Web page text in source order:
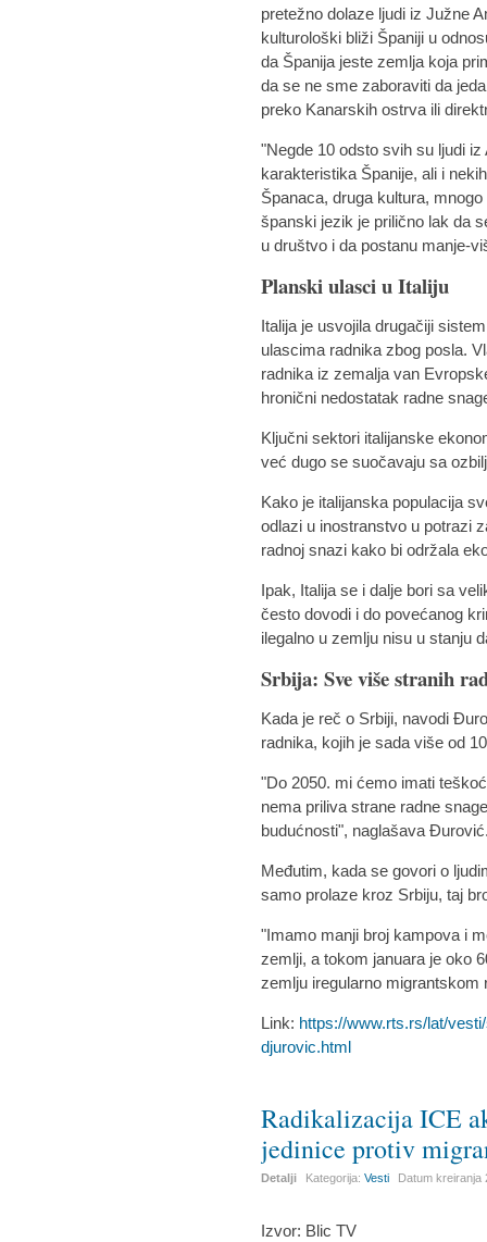
pretežno dolaze ljudi iz Južne
kulturološki bliži Španiji u
da Španija jeste zemlja koja
da se ne sme zaboraviti da
preko Kanarskih ostrva ili
"Negde 10 odsto svih su ljudi
karakteristika Španije, ali i
Španaca, druga kultura,
španski jezik je prilično lak da
u društvo i da postanu manje-
Planski ulasci u Italiju
Italija je usvojila drugačiji
ulascima radnika zbog posla.
radnika iz zemalja van
hronični nedostatak radne
Ključni sektori italijanske
već dugo se suočavaju sa
Kako je italijanska populacija
odlazi u inostranstvo u potrazi
radnoj snazi kako bi održala
Ipak, Italija se i dalje bori sa
često dovodi i do povećanog
ilegalno u zemlju nisu u stanju
Srbija: Sve više stranih
Kada je reč o Srbiji, navodi
radnika, kojih je sada više od
"Do 2050. mi ćemo imati
nema priliva strane radne
budućnosti", naglašava
Međutim, kada se govori o
samo prolaze kroz Srbiju, taj
"Imamo manji broj kampova i
zemlji, a tokom januara je oko
zemlju iregularno
Link: https://www.rts.rs/lat/
djurovic.html
Radikalizacija ICE
jedinice protiv
Detalji Kategorija:Vesti Datum kreiranja
Izvor: Blic TV